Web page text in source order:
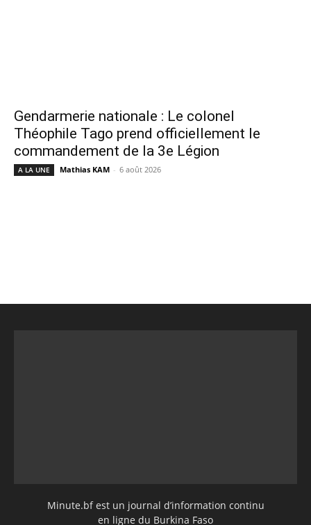
Gendarmerie nationale : Le colonel
Théophile Tago prend officiellement le
commandement de la 3e Légion
A LA UNE Mathias KAM - 6 août 2026
Minute.bf est un journal d’information continu
en ligne du Burkina Faso